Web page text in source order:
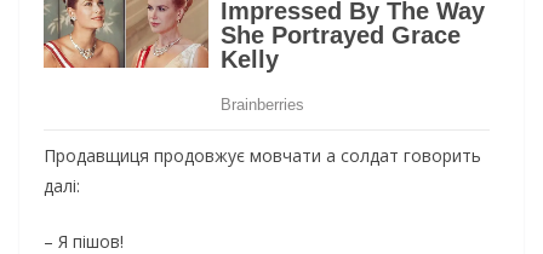
Продавщиця продовжує мовчати а солдат говорить
далі:
– Я пішов!